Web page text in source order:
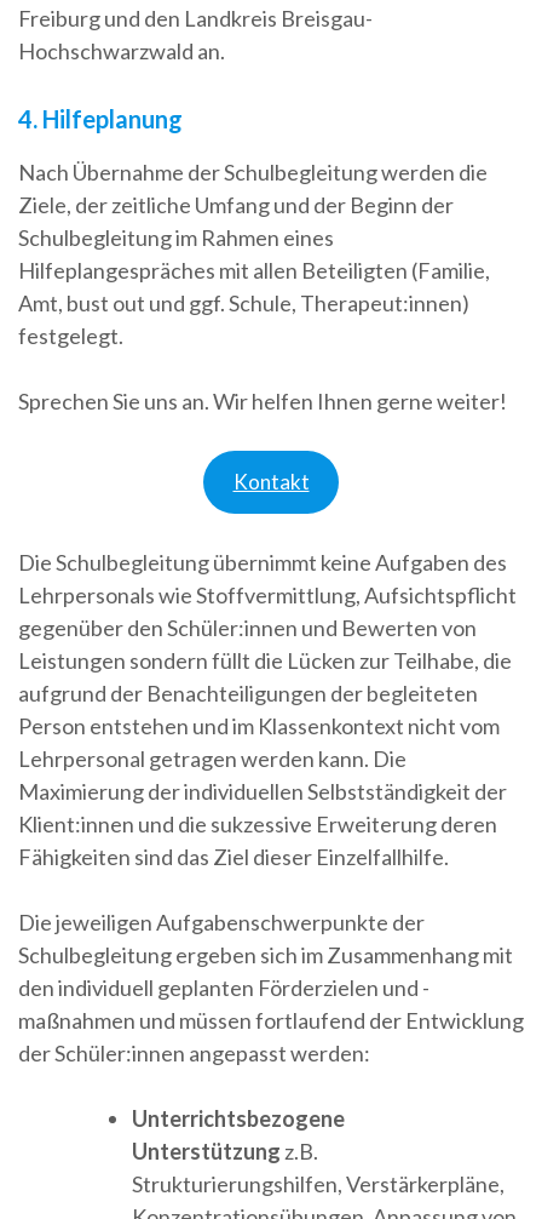
Freiburg und den Landkreis Breisgau-
Hochschwarzwald an.
4. Hilfeplanung
Nach Übernahme der Schulbegleitung werden die
Ziele, der zeitliche Umfang und der Beginn der
Schulbegleitung im Rahmen eines
Hilfeplangespräches mit allen Beteiligten (Familie,
Amt, bust out und ggf. Schule, Therapeut:innen)
festgelegt.
Sprechen Sie uns an. Wir helfen Ihnen gerne weiter!
Kontakt
Die Schulbegleitung übernimmt keine Aufgaben des
Lehrpersonals wie Stoffvermittlung, Aufsichtspflicht
gegenüber den Schüler:innen und Bewerten von
Leistungen sondern füllt die Lücken zur Teilhabe, die
aufgrund der Benachteiligungen der begleiteten
Person entstehen und im Klassenkontext nicht vom
Lehrpersonal getragen werden kann. Die
Maximierung der individuellen Selbstständigkeit der
Klient:innen und die sukzessive Erweiterung deren
Fähigkeiten sind das Ziel dieser Einzelfallhilfe.
Die jeweiligen Aufgabenschwerpunkte der
Schulbegleitung ergeben sich im Zusammenhang mit
den individuell geplanten Förderzielen und -
maßnahmen und müssen fortlaufend der Entwicklung
der Schüler:innen angepasst werden:
Unterrichtsbezogene
Unterstützung z.B.
Strukturierungshilfen, Verstärkerpläne,